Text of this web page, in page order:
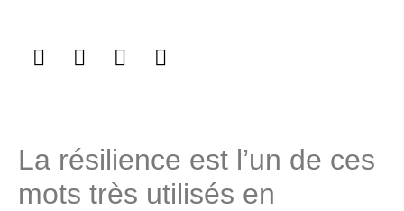
La résilience est l’un de ces
mots très utilisés en